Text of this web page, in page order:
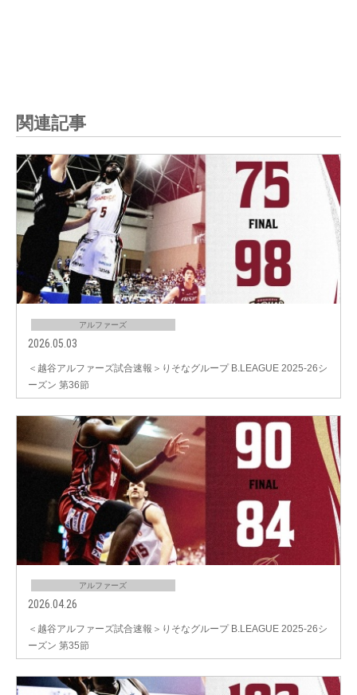
関連記事
アルファーズ
2026.05.03
＜越谷アルファーズ試合速報＞りそなグループ B.LEAGUE 2025-26シ
ーズン 第36節
アルファーズ
2026.04.26
＜越谷アルファーズ試合速報＞りそなグループ B.LEAGUE 2025-26シ
ーズン 第35節